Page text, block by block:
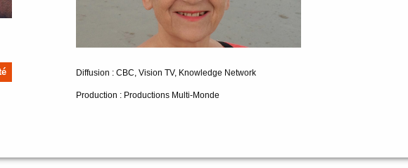
Diffusion : CBC, Vision TV, Knowledge Network
Production : Productions Multi-Monde